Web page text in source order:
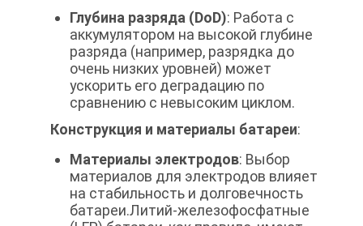
Глубина разряда (DoD): Работа с
аккумулятором на высокой глубине
разряда (например, разрядка до
очень низких уровней) может
ускорить его деградацию по
сравнению с невысоким циклом.
Конструкция и материалы батареи:
Материалы электродов: Выбор
материалов для электродов влияет
на стабильность и долговечность
батареи.Литий-железофосфатные